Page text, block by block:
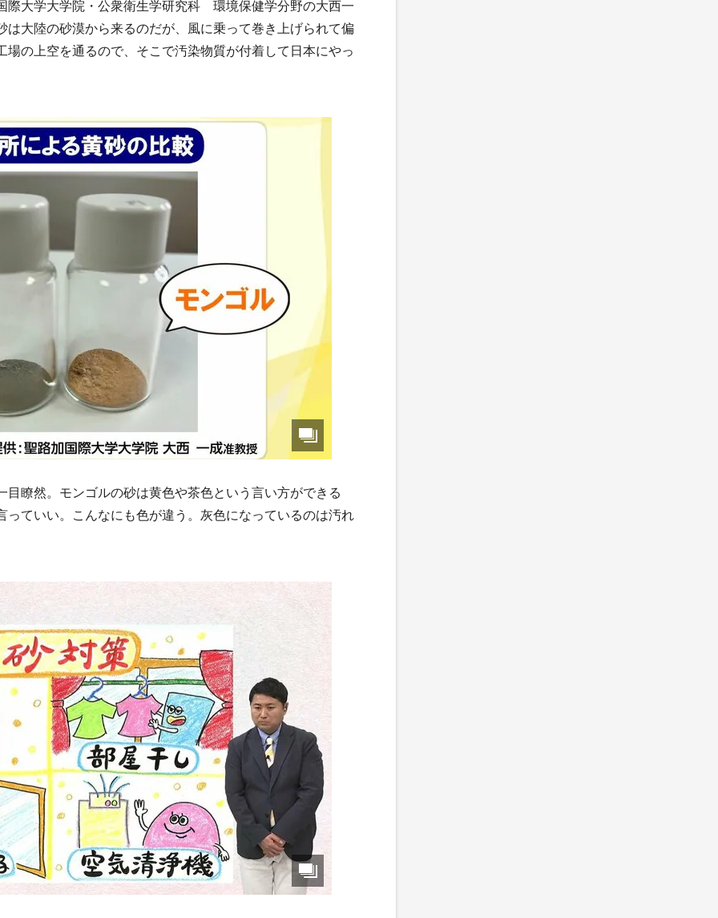
際大学大学院・公衆衛生学研究科 環境保健学分野の大西一
大陸の砂漠から来るのだが、風に乗って巻き上げられて偏
の上空を通るので、そこで汚染物質が付着して日本にやっ
瞭然。モンゴルの砂は黄色や茶色という言い方ができる
ていい。こんなにも色が違う。灰色になっているのは汚れ